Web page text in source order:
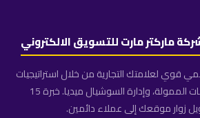
قوي لعلامتك التجارية من خلال استراتيجيات
مدروسة في السيو، الإعلانات الممولة، وإدارة السوشيال ميديا. خبرة 15
زوار موقعك إلى عملاء دائمين.